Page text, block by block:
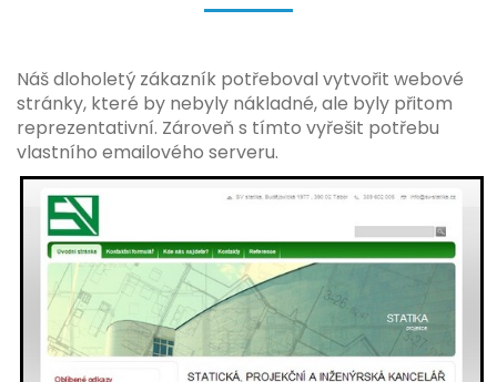
Náš dloholetý zákazník potřeboval vytvořit webové
stránky, které by nebyly nákladné, ale byly přitom
reprezentativní. Zároveň s tímto vyřešit potřebu
vlastního emailového serveru.